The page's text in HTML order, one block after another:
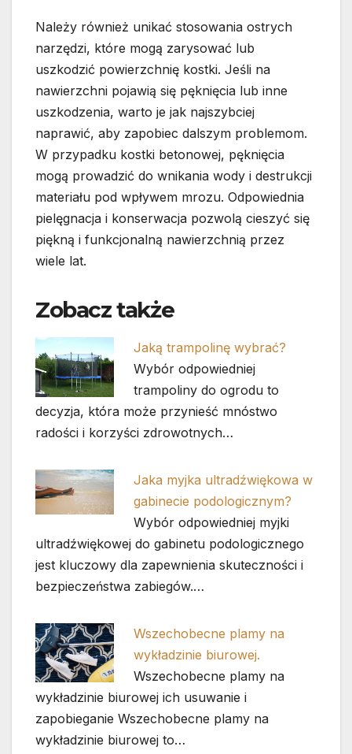
Należy również unikać stosowania ostrych
narzędzi, które mogą zarysować lub
uszkodzić powierzchnię kostki. Jeśli na
nawierzchni pojawią się pęknięcia lub inne
uszkodzenia, warto je jak najszybciej
naprawić, aby zapobiec dalszym problemom.
W przypadku kostki betonowej, pęknięcia
mogą prowadzić do wnikania wody i destrukcji
materiału pod wpływem mrozu. Odpowiednia
pielęgnacja i konserwacja pozwolą cieszyć się
piękną i funkcjonalną nawierzchnią przez
wiele lat.
Zobacz także
Jaką trampolinę wybrać?
Wybór odpowiedniej
trampoliny do ogrodu to
decyzja, która może przynieść mnóstwo
radości i korzyści zdrowotnych…
Jaka myjka ultradźwiękowa w
gabinecie podologicznym?
Wybór odpowiedniej myjki
ultradźwiękowej do gabinetu podologicznego
jest kluczowy dla zapewnienia skuteczności i
bezpieczeństwa zabiegów.…
Wszechobecne plamy na
wykładzinie biurowej.
Wszechobecne plamy na
wykładzinie biurowej ich usuwanie i
zapobieganie Wszechobecne plamy na
wykładzinie biurowej to…